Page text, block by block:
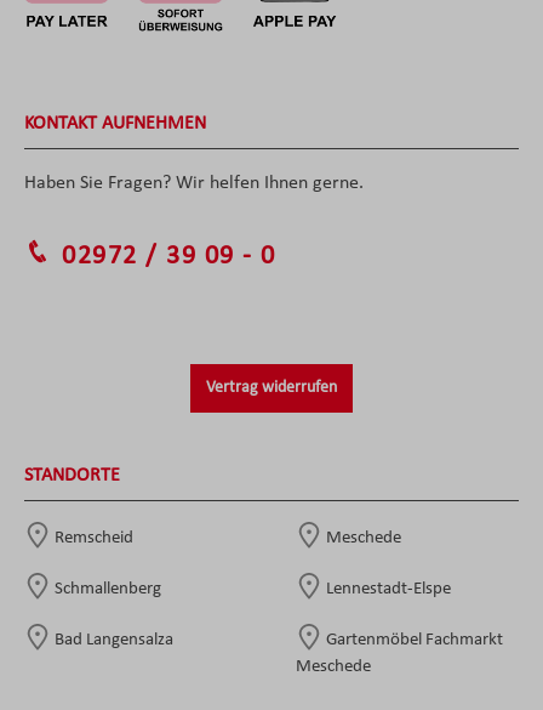
KONTAKT AUFNEHMEN
Haben Sie Fragen? Wir helfen Ihnen gerne.
02972 / 39 09 - 0
Vertrag widerrufen
STANDORTE
Remscheid Meschede
Schmallenberg Lennestadt-Elspe
Bad Langensalza
Gartenmöbel Fachmarkt
Meschede